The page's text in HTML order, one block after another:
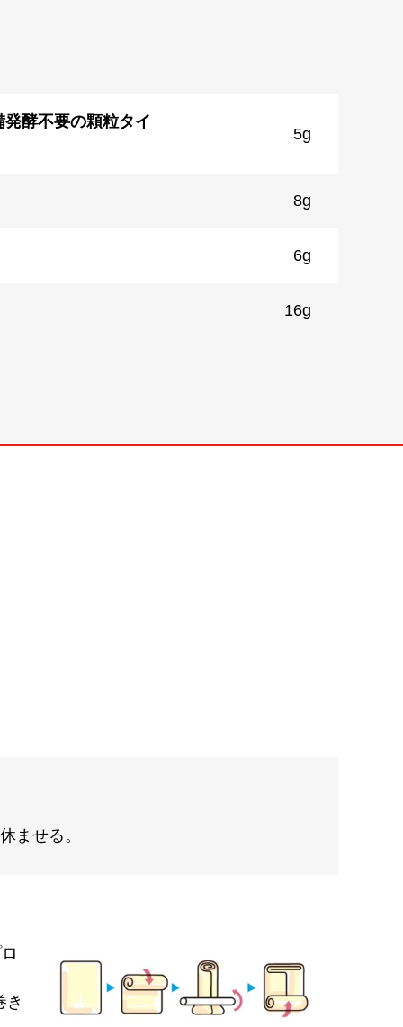
酵不要の顆粒タイ
5g
8g
6g
16g
ませる。
き